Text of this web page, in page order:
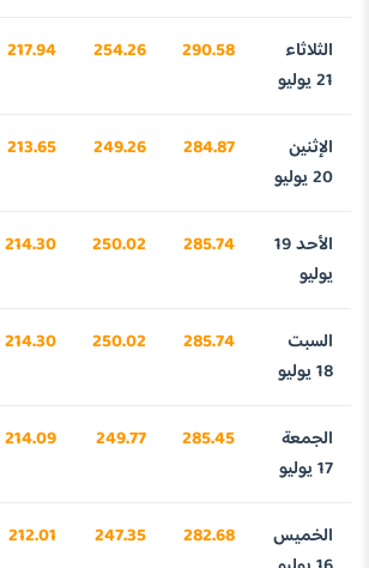
الثلاثاء
21 يوليو
290.58
254.26
217.94
الإثنين
20 يوليو
284.87
249.26
213.65
الأحد 19
يوليو
285.74
250.02
214.30
السبت
18 يوليو
285.74
250.02
214.30
الجمعة
17 يوليو
285.45
249.77
214.09
الخميس
282.68
247.35
212.01